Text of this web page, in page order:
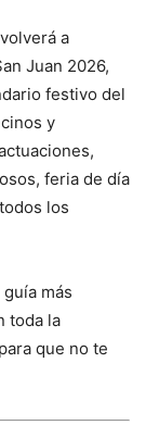
a
Juan 2026,
festivo del
y
feria de día
los
más
toda la
que no te